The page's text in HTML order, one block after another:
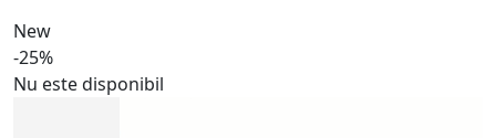
New
-25%
Nu este disponibil